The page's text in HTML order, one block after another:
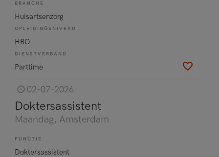
BRANCHE
Huisartsenzorg
OPLEIDINGSNIVEAU
HBO
DIENSTVERBAND
Parttime
02-07-2026
Doktersassistent
Maandag, Amsterdam
FUNCTIE
Doktersassistent